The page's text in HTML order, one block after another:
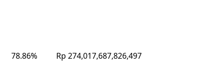
78.86% Rp 274,017,687,826,497